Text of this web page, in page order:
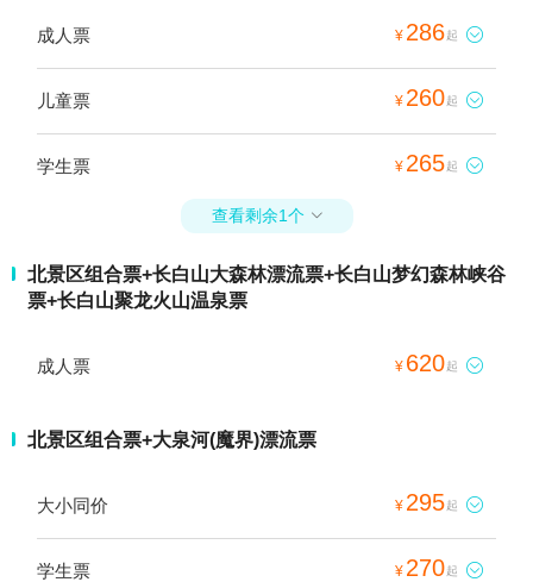
成人票 ¥ 286起 
儿童票 ¥ 260起 
学生票 ¥ 265起 
查看剩余1个 
北景区组合票+长白山大森林漂流票+长白山梦幻森林峡谷
票+长白山聚龙火山温泉票
成人票 ¥ 620起 
北景区组合票+大泉河(魔界)漂流票
大小同价 ¥ 295起 
学生票 ¥ 270起 